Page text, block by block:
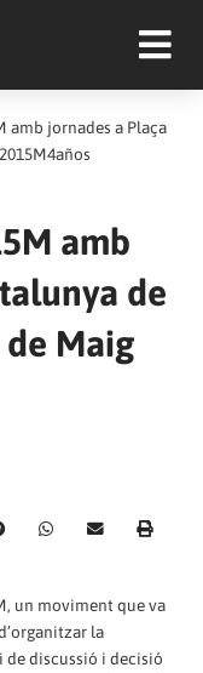
amb jornades a Plaça
amb
de
Maig
un moviment que va
la
de discussió i decisió